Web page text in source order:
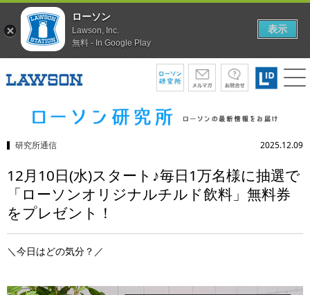
研究所通信 2025.12.09
12月10日(水)スタート♪毎日1万名様に抽選で
「ローソンオリジナルチルド飲料」無料券
をプレゼント！
＼今日はどの気分？／
ローソン
Lawson, Inc.
無料 - In Google Play
表示